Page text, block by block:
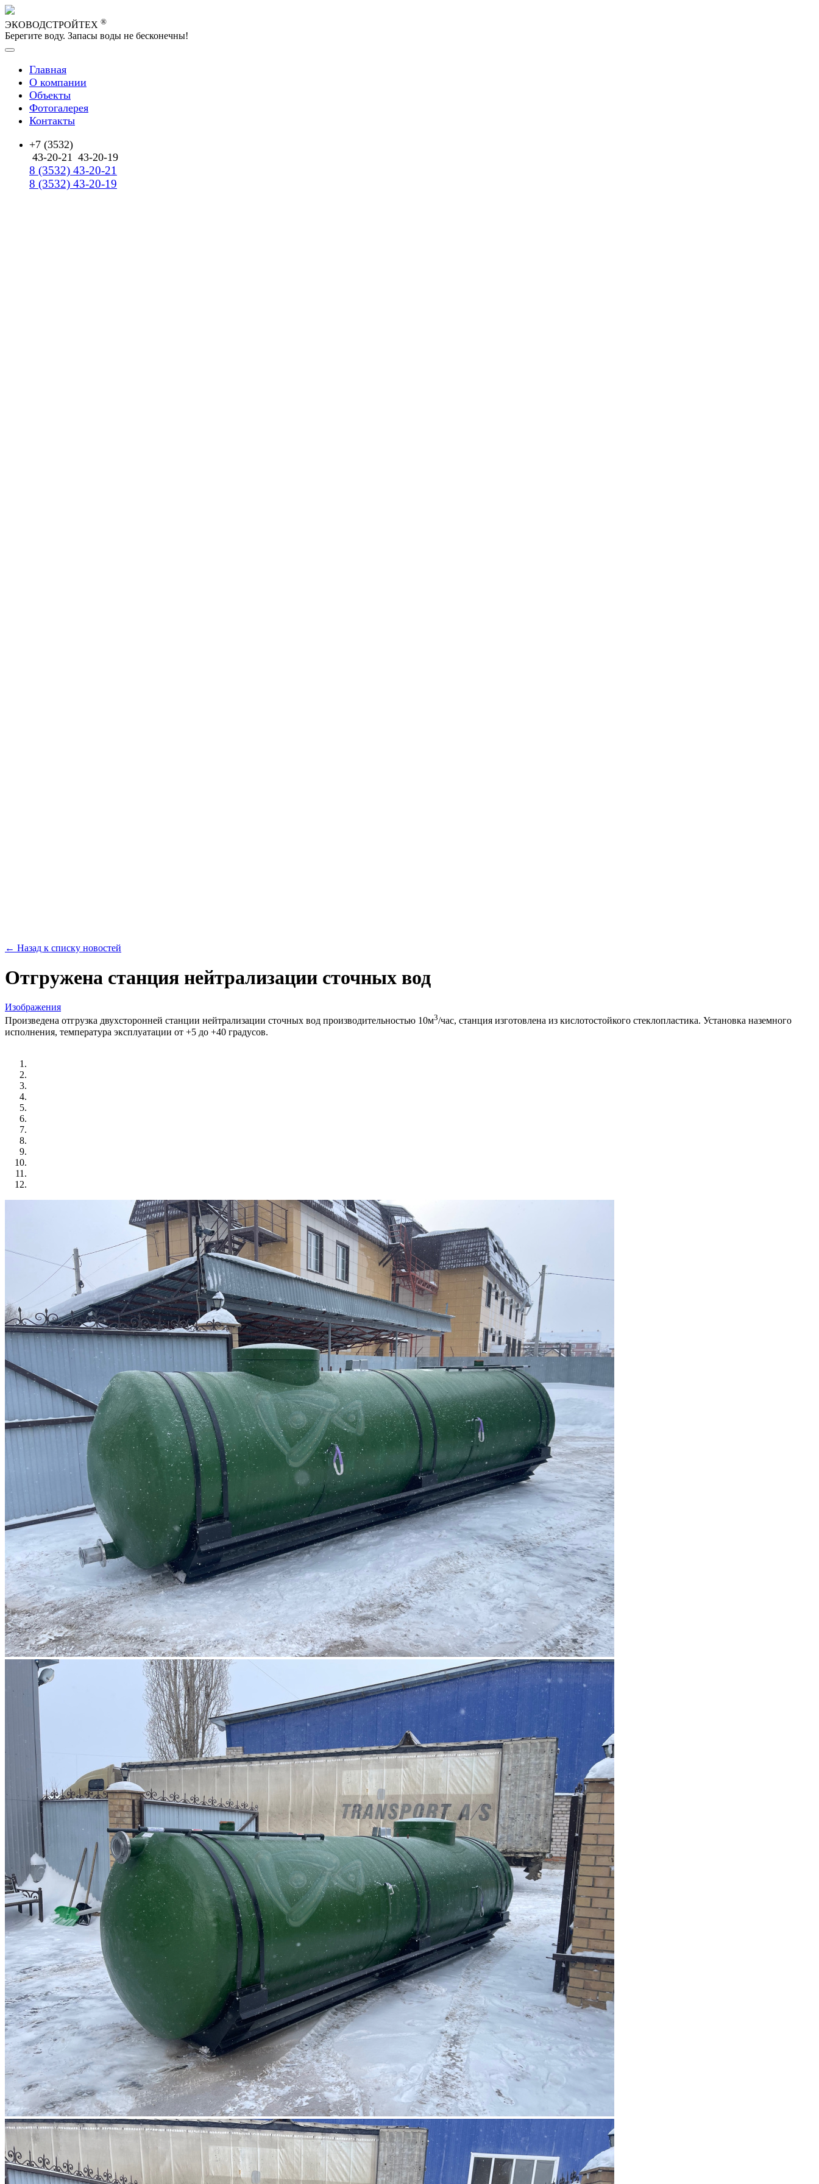
ЭКОВОДСТРОЙТЕХ ®
Берегите воду. Запасы воды не бесконечны!
Главная
О компании
Объекты
Фотогалерея
Контакты
+7 (3532)
43-20-21 43-20-19
8 (3532) 43-20-21
8 (3532) 43-20-19
← Назад к списку новостей
Отгружена станция нейтрализации сточных вод
Изображения
Произведена отгрузка двухсторонней станции нейтрализации сточных вод производительностью 10м3/час, станция изготовлена из кислотостойкого стеклопластика. Установка наземного
исполнения, температура эксплуатации от +5 до +40 градусов.